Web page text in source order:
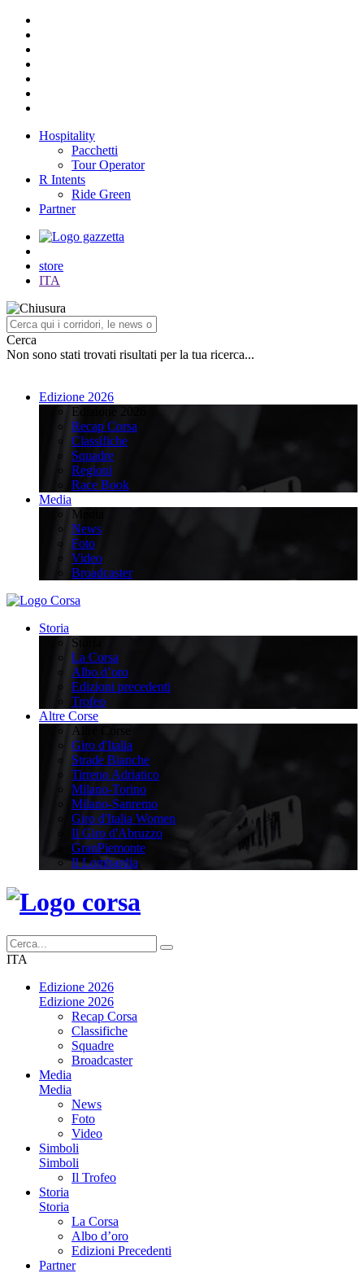
Hospitality
Pacchetti
Tour Operator
R Intents
Ride Green
Partner
store
ITA
Cerca
Non sono stati trovati risultati per la tua ricerca...
Edizione 2026
Edizione 2026
Recap Corsa
Classifiche
Squadre
Regioni
Race Book
Media
Media
News
Foto
Video
Broadcaster
Storia
Storia
La Corsa
Albo d’oro
Edizioni precedenti
Trofeo
Altre Corse
Altre Corse
Giro d'Italia
Strade Bianche
Tirreno Adriatico
Milano-Torino
Milano-Sanremo
Giro d'Italia Women
Il Giro d'Abruzzo
GranPiemonte
Il Lombardia
ITA
Edizione 2026
Edizione 2026
Recap Corsa
Classifiche
Squadre
Broadcaster
Media
Media
News
Foto
Video
Simboli
Simboli
Il Trofeo
Storia
Storia
La Corsa
Albo d’oro
Edizioni Precedenti
Partner